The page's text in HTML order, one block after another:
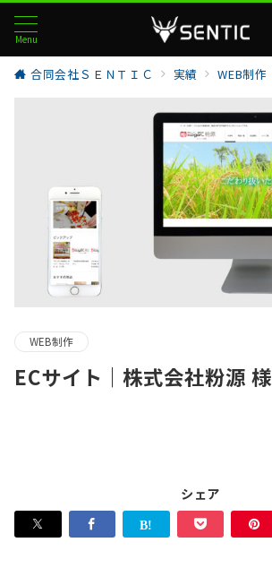
Menu
合同会社ＳＥＮＴＩＣ 実績 WEB制作
WEB制作
ECサイト｜株式会社粉源 様
シェア